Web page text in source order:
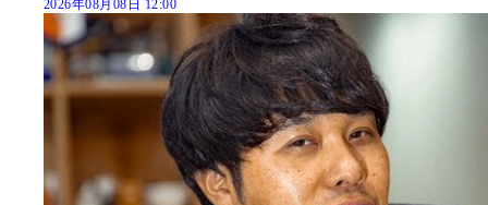
2026年08月08日 12:00